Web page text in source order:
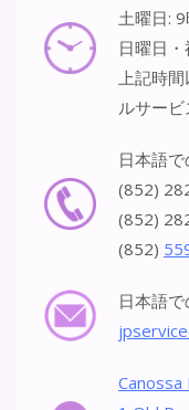
土曜日:
日曜日・
上記時
ルサービ
日本語
(852)
(852)
(852)
日本語